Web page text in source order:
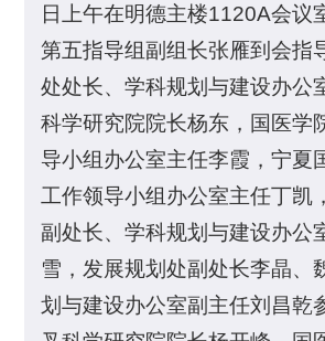
日上午在明德主楼1120A会议
第五指导组副组长张雁到会指
处处长、学科规划与建设办公
科学研究院院长杨东，国医学
导小组办公室主任李霞，宁夏
工作领导小组办公室主任丁凯
副处长、学科规划与建设办公
雪，发展规划处副处长李晶、
划与建设办公室副主任刘昌乾